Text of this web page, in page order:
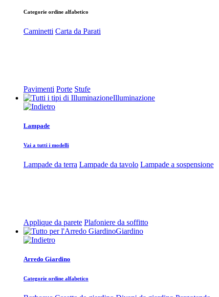
Categorie ordine alfabetico
Caminetti Carta da Parati
Pavimenti Porte Stufe
Illuminazione
Lampade
Vai a tutti i modelli
Lampade da terra Lampade da tavolo Lampade a sospensione
Applique da parete Plafoniere da soffitto
Giardino
Arredo Giardino
Categorie ordine alfabetico